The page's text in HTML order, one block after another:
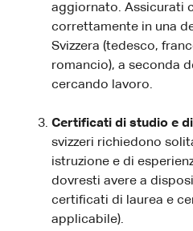
aggiornato. Assicurati
correttamente in una
Svizzera (tedesco,
romancio), a seconda
cercando lavoro.
Certificati di studio e
svizzeri richiedono
istruzione e di
dovresti avere a
certificati di laurea e
applicabile).